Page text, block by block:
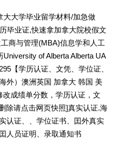
大大学毕业留学材料/加急做
毕业证,快速拿加拿大院校假文
商与管理(MBA)信息学和人工
of Alberta Alberta UA
【学历认证、文凭、学位证、
外）澳洲英国 加拿大 韩国 美
成绩单分数，学历认证，文
除请点击网页快照]真实认证.海
认证、、学位证书、囯外真实
人员证明、录取通知书